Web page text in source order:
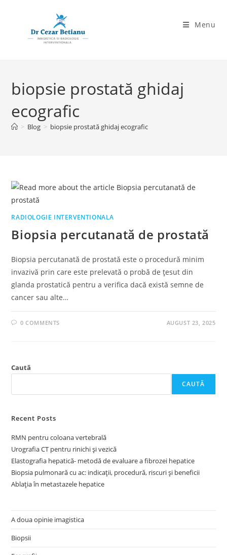
Menu
biopsie prostată ghidaj
ecografic
> Blog > biopsie prostată ghidaj ecografic
RADIOLOGIE INTERVENTIONALA
Biopsia percutanată de prostată
Biopsia percutanată de prostată este o procedură minim
invazivă prin care este prelevată o probă de țesut din
glanda prostatică pentru a verifica dacă există semne de
cancer sau alte…
0 COMMENTS AUGUST 23, 2025
Caută
CAUTĂ
Recent Posts
RMN pentru coloana vertebrală
Urografia CT pentru rinichi și vezică
Elastografia hepatică- metodă de evaluare a fibrozei hepatice
Biopsia pulmonară cu ac: indicații, procedură, riscuri și beneficii
Ablația în metastazele hepatice
A doua opinie imagistica
Biopsii